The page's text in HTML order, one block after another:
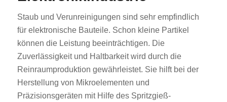
Staub und Verunreinigungen sind sehr empfindlich
für elektronische Bauteile. Schon kleine Partikel
können die Leistung beeinträchtigen. Die
Zuverlässigkeit und Haltbarkeit wird durch die
Reinraumproduktion gewährleistet. Sie hilft bei der
Herstellung von Mikroelementen und
Präzisionsgeräten mit Hilfe des Spritzgieß-